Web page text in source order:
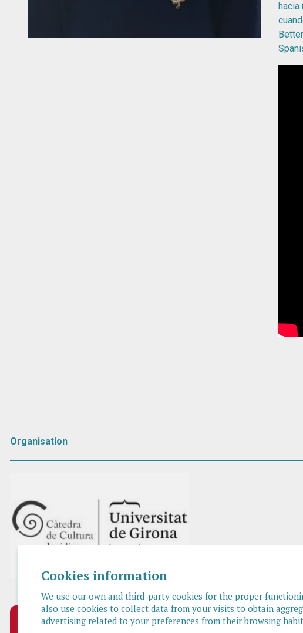
Organisation
Cookies information
We use our own and third-party cookies for the proper
also use cookies to collect data from your visits to obtain
advertising related to your preferences from their browsing